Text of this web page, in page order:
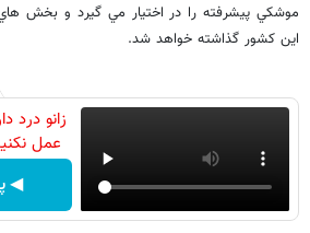
موشكي پيشرفته را در اختيار مي گيرد و بخش هاي
اين كشور گذاشته خواهد شد.
زانو درد
عمل
◀